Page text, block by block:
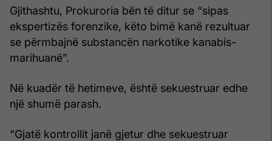
Gjithashtu, Prokuroria bën të ditur se “sipas
ekspertizës forenzike, këto bimë kanë rezultuar
se përmbajnë substancën narkotike kanabis-
marihuanë”.
Në kuadër të hetimeve, është sekuestruar edhe
një shumë parash.
“Gjatë kontrollit janë gjetur dhe sekuestruar